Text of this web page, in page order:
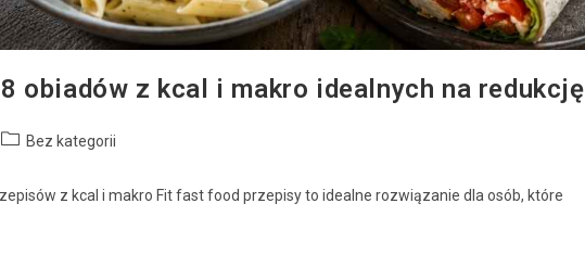
obiadów z kcal i makro idealnych na redukcję
Bez kategorii
z kcal i makro Fit fast food przepisy to idealne rozwiązanie dla osób, które